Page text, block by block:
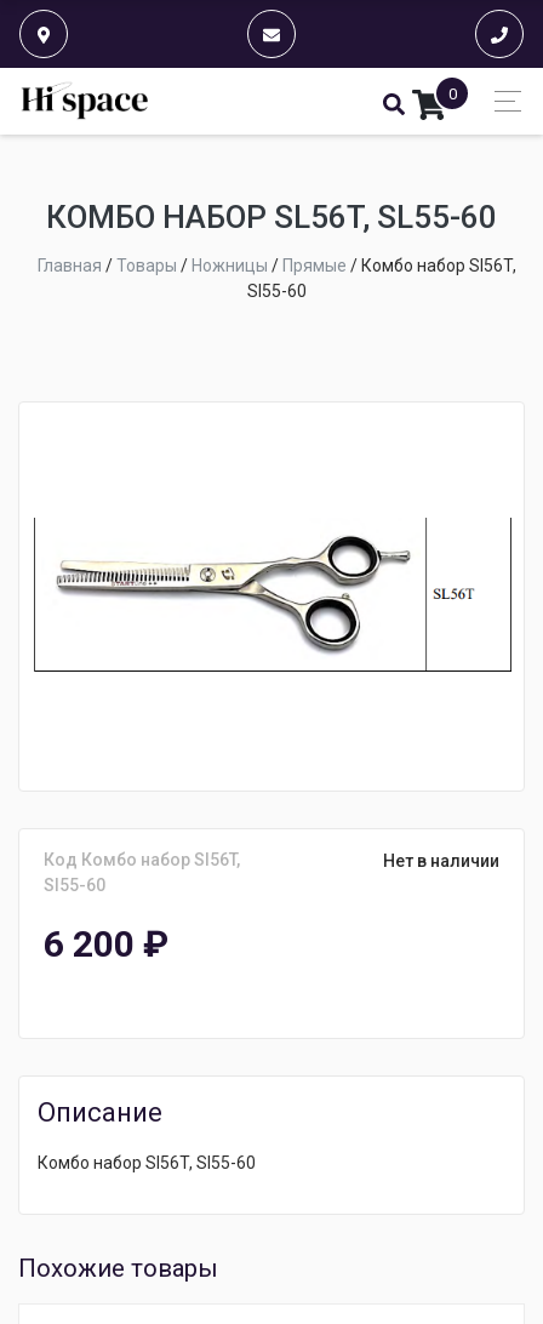
0
КОМБО НАБОР SL56T, SL55-60
Главная /Товары / Ножницы / Прямые / Комбо набор Sl56T,
Sl55-60
Код Комбо набор Sl56T,
Sl55-60
Нет в наличии
6 200 ₽
Описание
Комбо набор Sl56T, Sl55-60
Похожие товары